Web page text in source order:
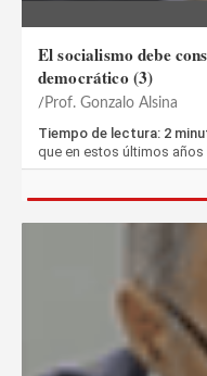
El socialismo debe
democrático (3)
Prof. Gonzalo Alsina
Tiempo de lectura: 2
que en estos últimos años